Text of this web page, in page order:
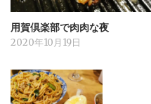
用賀倶楽部で肉肉な夜
2020年10月19日